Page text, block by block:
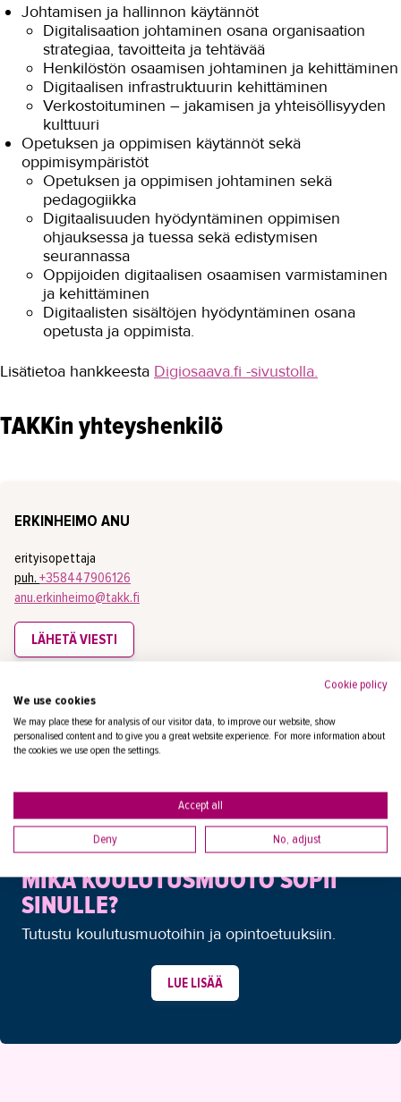
logistiikka-alalle
Päättyneet hankkeet
Kansainvälinen TAKK
Media ja viestintä
Uutiskirje
Yhteystiedot
AJANKOHTAISTA
OMA TAKK
YHTEYSTIEDOT
IN ENGLISH
Johtamisen ja hallinnon käytännöt
Digitalisaation johtaminen osana organisaation
strategiaa, tavoitteita ja tehtävää
Henkilöstön osaamisen johtaminen ja kehittäminen
Digitaalisen infrastruktuurin kehittäminen
Verkostoituminen – jakamisen ja yhteisöllisyyden
kulttuuri
Opetuksen ja oppimisen käytännöt sekä
oppimisympäristöt
Opetuksen ja oppimisen johtaminen sekä
pedagogiikka
Digitaalisuuden hyödyntäminen oppimisen
ohjauksessa ja tuessa sekä edistymisen
seurannassa
Oppijoiden digitaalisen osaamisen varmistaminen
ja kehittäminen
Digitaalisten sisältöjen hyödyntäminen osana
opetusta ja oppimista.
Lisätietoa hankkeesta Digiosaava.fi -sivustolla.
TAKKin yhteyshenkilö
ERKINHEIMO ANU
erityisopettaja
puh. +358447906126
anu.erkinheimo@takk.fi
LÄHETÄ VIESTI
TAKK kehittäminen, TAKK opiskelijapalvelut
MIKÄ KOULUTUSMUOTO SOPII
SINULLE?
Tutustu koulutusmuotoihin ja opintoetuuksiin.
LUE LISÄÄ
Cookie policy
We use cookies
We may place these for analysis of our visitor data, to improve our website, show
personalised content and to give you a great website experience. For more information about
the cookies we use open the settings.
Accept all
Deny No, adjust